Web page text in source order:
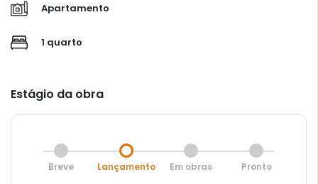
Apartamento
1 quarto
Estágio da obra
Breve Lançamento Em obras Pronto